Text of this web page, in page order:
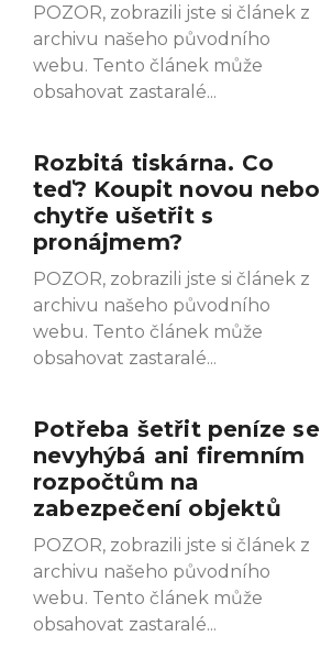
POZOR, zobrazili jste si článek z
archivu našeho původního
webu. Tento článek může
obsahovat zastaralé
Rozbitá tiskárna. Co
teď? Koupit novou nebo
chytře ušetřit s
pronájmem?
POZOR, zobrazili jste si článek z
archivu našeho původního
webu. Tento článek může
obsahovat zastaralé
Potřeba šetřit peníze se
nevyhýbá ani firemním
rozpočtům na
zabezpečení objektů
POZOR, zobrazili jste si článek z
archivu našeho původního
webu. Tento článek může
obsahovat zastaralé